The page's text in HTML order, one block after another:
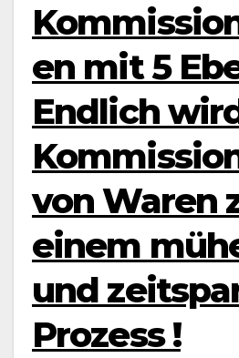
en mit 5
Endlich
von Waren
einem
und
Prozess !